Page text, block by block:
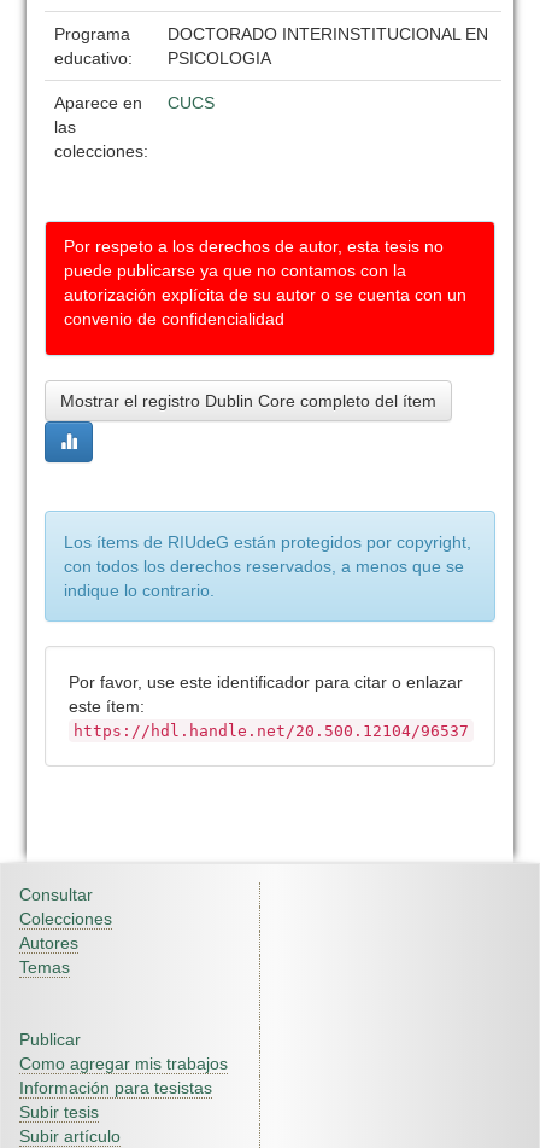
Programa
educativo:
DOCTORADO INTERINSTITUCIONAL EN
PSICOLOGIA
Aparece en
las
colecciones:
CUCS
Por respeto a los derechos de autor, esta tesis no
puede publicarse ya que no contamos con la
autorización explícita de su autor o se cuenta con un
convenio de confidencialidad
Mostrar el registro Dublin Core completo del ítem
Los ítems de RIUdeG están protegidos por copyright,
con todos los derechos reservados, a menos que se
indique lo contrario.
Por favor, use este identificador para citar o enlazar
este ítem:
https://hdl.handle.net/20.500.12104/96537
Consultar
Colecciones
Autores
Temas
Publicar
Como agregar mis trabajos
Información para tesistas
Subir tesis
Subir artículo